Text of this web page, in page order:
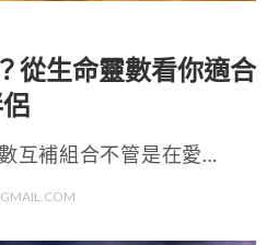
從生命靈數看你適合
互補組合不管是在愛…